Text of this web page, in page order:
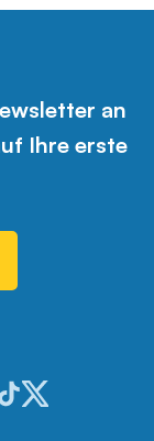
an
Ihre erste
profil w serwisie
nasz profil w
nasz profil w
Odwiedź nasz profil
Odwiedź nasz